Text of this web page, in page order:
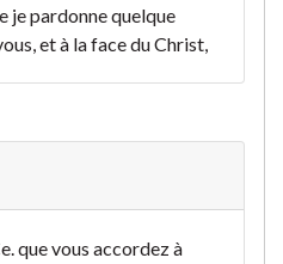
je pardonne quelque
et à la face du Christ,
que vous accordez à